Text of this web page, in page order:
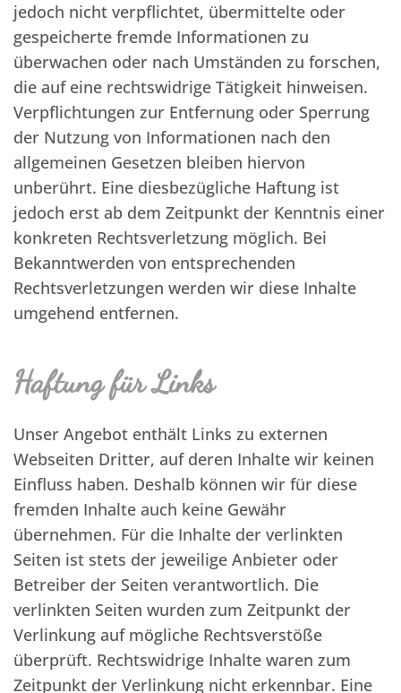
jedoch nicht verpflichtet, übermittelte oder
gespeicherte fremde Informationen zu
überwachen oder nach Umständen zu forschen,
die auf eine rechtswidrige Tätigkeit hinweisen.
Verpflichtungen zur Entfernung oder Sperrung
der Nutzung von Informationen nach den
allgemeinen Gesetzen bleiben hiervon
unberührt. Eine diesbezügliche Haftung ist
jedoch erst ab dem Zeitpunkt der Kenntnis einer
konkreten Rechtsverletzung möglich. Bei
Bekanntwerden von entsprechenden
Rechtsverletzungen werden wir diese Inhalte
umgehend entfernen.
Haftung für Links
Unser Angebot enthält Links zu externen
Webseiten Dritter, auf deren Inhalte wir keinen
Einfluss haben. Deshalb können wir für diese
fremden Inhalte auch keine Gewähr
übernehmen. Für die Inhalte der verlinkten
Seiten ist stets der jeweilige Anbieter oder
Betreiber der Seiten verantwortlich. Die
verlinkten Seiten wurden zum Zeitpunkt der
Verlinkung auf mögliche Rechtsverstöße
überprüft. Rechtswidrige Inhalte waren zum
Zeitpunkt der Verlinkung nicht erkennbar. Eine